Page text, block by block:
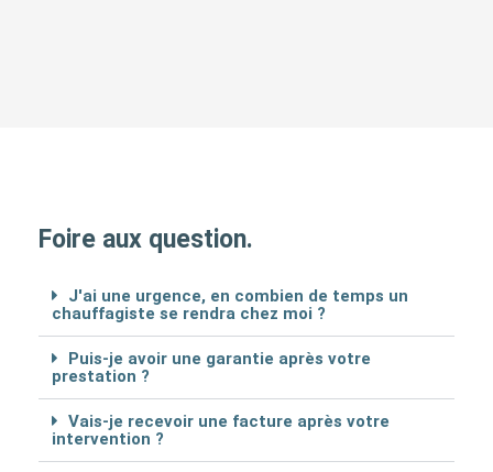
Foire aux question.
J'ai une urgence, en combien de temps un
chauffagiste se rendra chez moi ?
Puis-je avoir une garantie après votre
prestation ?
Vais-je recevoir une facture après votre
intervention ?